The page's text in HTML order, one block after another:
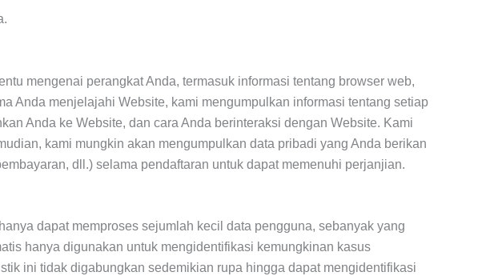
mengenai perangkat Anda, termasuk informasi tentang browser web,
Anda menjelajahi Website, kami mengumpulkan informasi tentang setiap
Anda ke Website, dan cara Anda berinteraksi dengan Website. Kami
kami mungkin akan mengumpulkan data pribadi yang Anda berikan
dll.) selama pendaftaran untuk dapat memenuhi perjanjian.
dapat memproses sejumlah kecil data pengguna, sebanyak yang
hanya digunakan untuk mengidentifikasi kemungkinan kasus
ini tidak digabungkan sedemikian rupa hingga dapat mengidentifikasi